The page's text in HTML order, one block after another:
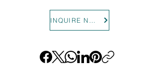
INQUIRE NOW